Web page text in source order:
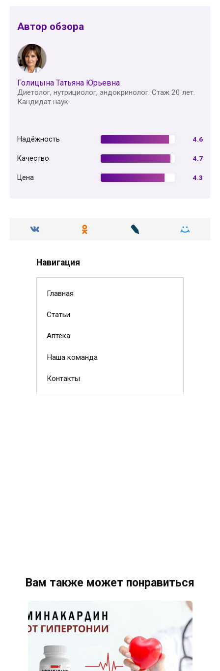
Автор обзора
Голицына Татьяна Юрьевна
Диетолог, нутрициолог, эндокринолог. Стаж 20 лет.
Кандидат наук.
Надёжность 4.6
Качество 4.7
Цена 4.3
Навигация
Главная
Статьи
Аптека
Наша команда
Контакты
Вам также может понравиться